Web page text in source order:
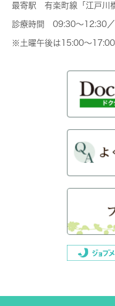
最寄駅 有楽町線「江戸川
診療時間 09:30～12:30
※土曜午後は15:00～